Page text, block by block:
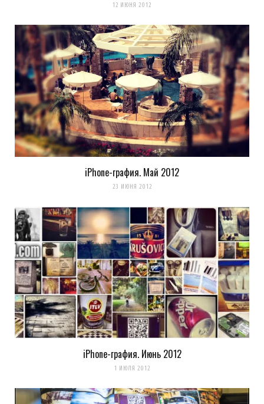
12 ИЮНЯ 2012
iPhone-графия. Май 2012
23 ИЮНЯ 2012
iPhone-графия. Июнь 2012
1 ИЮЛЯ 2012